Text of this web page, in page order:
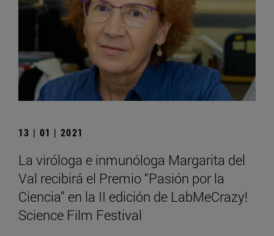
13 | 01 | 2021
La viróloga e inmunóloga Margarita del
Val recibirá el Premio “Pasión por la
Ciencia” en la II edición de LabMeCrazy!
Science Film Festival